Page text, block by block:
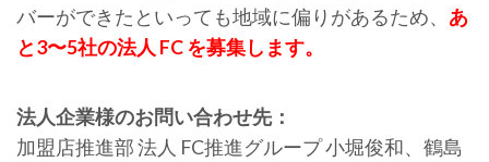
バーができたといっても地域に偏りがあるため、 あ
と3〜5社の法人 FC を募集します。
法人企業様のお問い合わせ先：
加盟店推進部 法人 FC推進グループ 小堀俊和、鶴島